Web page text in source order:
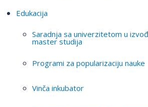
Edukacija
Saradnja sa univerzitetom u
master studija
Programi za popularizaciju nauke
Vinča inkubator